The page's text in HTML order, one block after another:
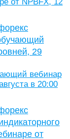
от NPBFX, 12
вебинар
в 20:00